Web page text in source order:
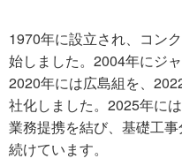
1970年に設立され、コン
始しました。2004年にジ
2020年には広島組を、
社化しました。2025年に
業務提携を結び、基礎工
続けています。